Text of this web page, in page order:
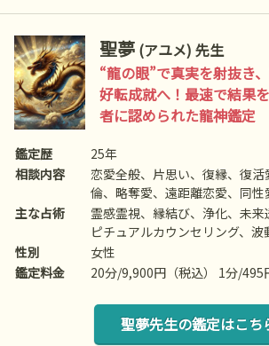
聖夢 (アユメ) 先生
“龍の眼”で真実を射抜き
好転成就へ！最速で結果
者に認められた龍神鑑定
鑑定歴
25年
相談内容
恋愛全般、片思い、復縁、復
倫、略奪愛、遠距離恋愛、同
婚、夫婦問題、家庭/家族問題
介護、引っ越し、仕事全般、
間関係、相性、ママ友、相手の
開運、運勢、健康、金銭、動物
主な占術
霊感霊視、縁結び、浄化、未
ピチュアルカウンセリング、
引き寄せ、ヒーリング、高次と
性別
女性
鑑定料金
20分/9,900円（税込） 1分/495
聖夢先生の鑑定はこち